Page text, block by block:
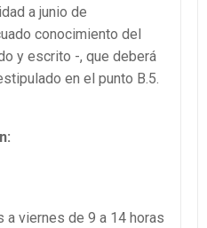
a junio de
conocimiento del
y escrito -, que deberá
en el punto B.5.
a viernes de 9 a 14 horas